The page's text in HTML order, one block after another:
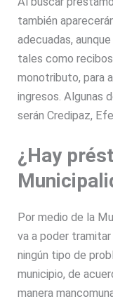
también
adecuadas,
tales como
monotributo, para
ingresos. Algunas
serán Credipaz,
¿Hay
Por medio de la
va a poder
ningún tipo de
municipio, de
manera